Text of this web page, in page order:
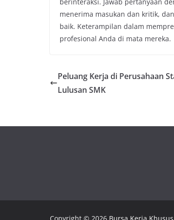
menerima masukan dan kritik,
baik. Keterampilan dalam
profesional Anda di mata mereka.
Peluang Kerja di Perusahaan
Lulusan SMK